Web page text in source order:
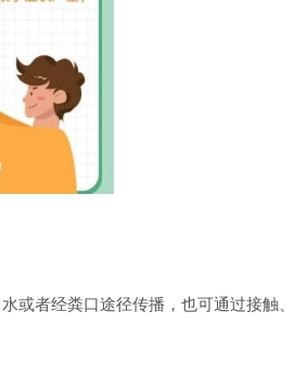
或者经粪口途径传播，也可通过接触